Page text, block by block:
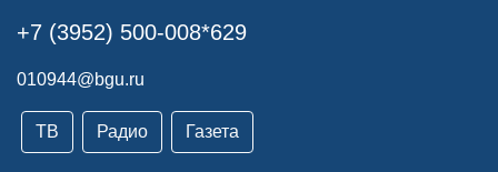
+7 (3952) 500-008*629
010944@bgu.ru
ТВ Радио Газета